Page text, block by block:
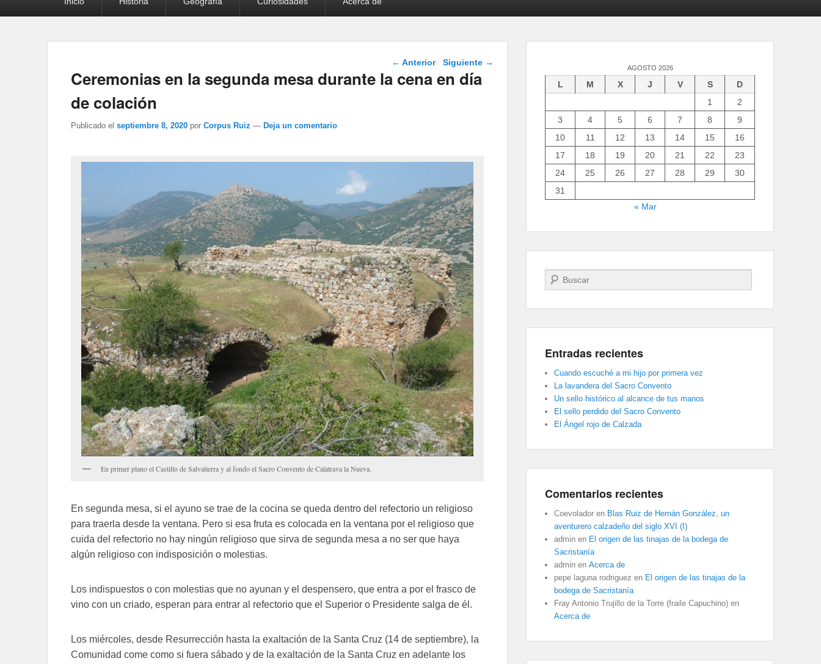
Navegación de
entradas
← Anterior Siguiente →
Ceremonias en la segunda mesa durante la cena en día
de colación
Publicado el septiembre 8, 2020 por Corpus Ruiz — Deja un comentario
En primer plano el Castillo de Salvatierra y al fondo el Sacro Convento de Calatrava la Nueva.
En segunda mesa, si el ayuno se trae de la cocina se queda dentro del refectorio un religioso
para traerla desde la ventana. Pero si esa fruta es colocada en la ventana por el religioso que
cuida del refectorio no hay ningún religioso que sirva de segunda mesa a no ser que haya
algún religioso con indisposición o molestias.
Los indispuestos o con molestias que no ayunan y el despensero, que entra a por el frasco de
vino con un criado, esperan para entrar al refectorio que el Superior o Presidente salga de él.
Los miércoles, desde Resurrección hasta la exaltación de la Santa Cruz (14 de septiembre), la
Comunidad come como si fuera sábado y de la exaltación de la Santa Cruz en adelante los
AGOSTO 2026
L M X J V S
D
1
2
3
4 5 6 7 8
9
10
11 12 13 14 15
16
17
18 19 20 21 22
23
24
25 26 27 28 29
30
31
« Mar
Buscar
Entradas recientes
Cuando escuché a mi hijo por primera vez
La lavandera del Sacro Convento
Un sello histórico al alcance de tus manos
El sello perdido del Sacro Convento
El Ángel rojo de Calzada
Comentarios recientes
Coevolador en Blas Ruiz de Hernán González, un
aventurero calzadeño del siglo XVI (I)
admin en El origen de las tinajas de la bodega de
Sacristanía
admin en Acerca de
pepe laguna rodriguez en El origen de las tinajas de la
bodega de Sacristanía
Fray Antonio Trujillo de la Torre (fraile Capuchino) en
Acerca de